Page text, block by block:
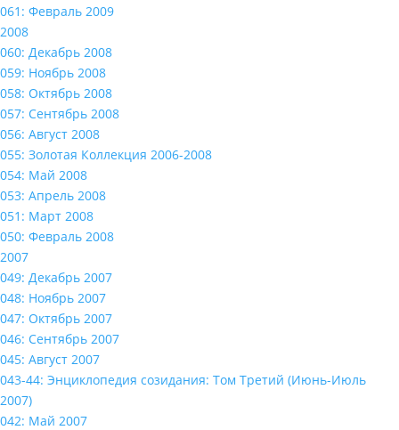
061: Февраль 2009
2008
060: Декабрь 2008
059: Ноябрь 2008
058: Октябрь 2008
057: Сентябрь 2008
056: Август 2008
055: Золотая Коллекция 2006-2008
054: Май 2008
053: Апрель 2008
051: Март 2008
050: Февраль 2008
2007
049: Декабрь 2007
048: Ноябрь 2007
047: Октябрь 2007
046: Сентябрь 2007
045: Август 2007
043-44: Энциклопедия созидания: Том Третий (Июнь-Июль
2007)
042: Май 2007